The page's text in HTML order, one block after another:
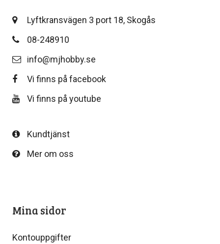
Lyftkransvägen 3 port 18, Skogås
08-248910
info@mjhobby.se
Vi finns på facebook
Vi finns på youtube
Kundtjänst
Mer om oss
Mina sidor
Kontouppgifter